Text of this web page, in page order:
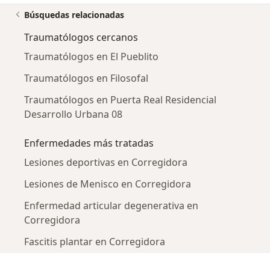
Búsquedas relacionadas
Traumatólogos cercanos
Traumatólogos en El Pueblito
Traumatólogos en Filosofal
Traumatólogos en Puerta Real Residencial
Desarrollo Urbana 08
Enfermedades más tratadas
Lesiones deportivas en Corregidora
Lesiones de Menisco en Corregidora
Enfermedad articular degenerativa en
Corregidora
Fascitis plantar en Corregidora